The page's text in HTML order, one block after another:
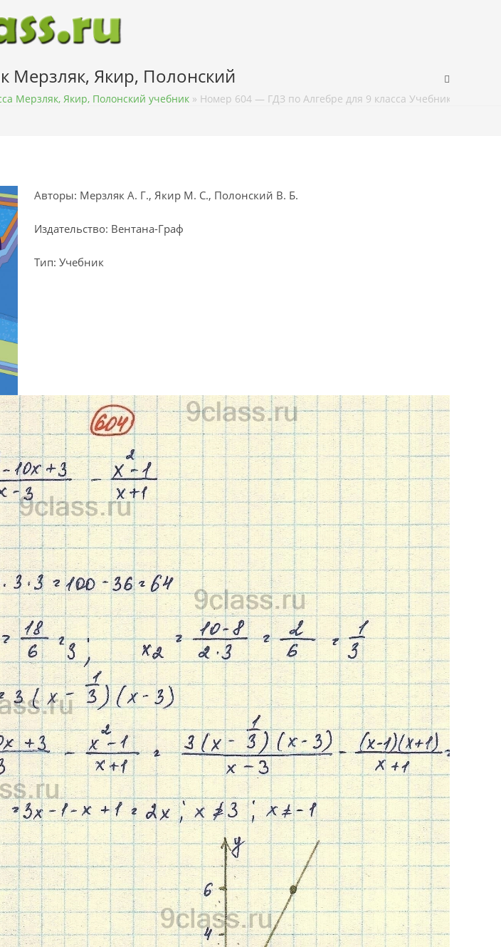
Мерзляк, Якир, Полонский
Мерзляк, Якир, Полонский учебник » Номер 604 — ГДЗ по Алгебре для 9 класса Учебник
Авторы: Мерзляк А. Г., Якир М. С., Полонский В. Б.
Издательство: Вентана-Граф
Тип: Учебник